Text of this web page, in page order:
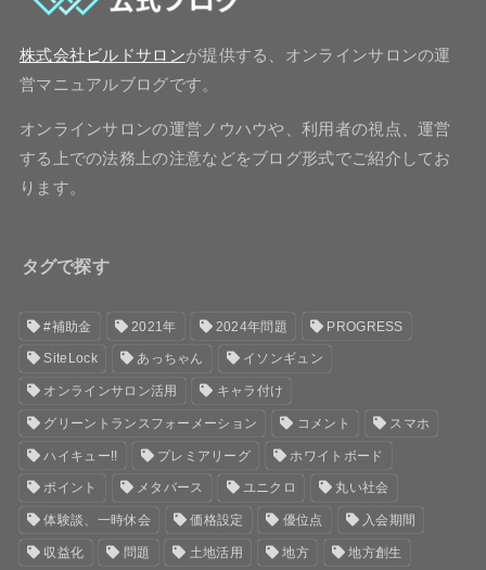
株式会社ビルドサロンが提供する、オンラインサロンの運
営マニュアルブログです。
オンラインサロンの運営ノウハウや、利用者の視点、運営
する上での法務上の注意などをブログ形式でご紹介してお
ります。
タグで探す
#補助金 2021年 2024年問題 PROGRESS
SiteLock あっちゃん イソンギュン
オンラインサロン活用 キャラ付け
グリーントランスフォーメーション コメント スマホ
ハイキュー!! プレミアリーグ ホワイトボード
ポイント メタバース ユニクロ 丸い社会
体験談、一時休会 価格設定 優位点 入会期間
収益化 問題 土地活用 地方 地方創生